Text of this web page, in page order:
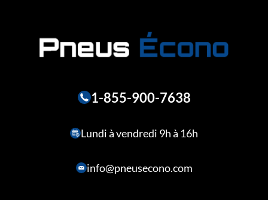
1-855-900-7638
Lundi à vendredi 9h à 16h
info@pneusecono.com